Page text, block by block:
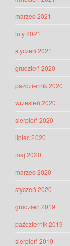
marzec 2021
luty 2021
styczeń 2021
grudzień 2020
październik 2020
wrzesień 2020
sierpień 2020
lipiec 2020
maj 2020
marzec 2020
styczeń 2020
grudzień 2019
październik 2019
sierpień 2019